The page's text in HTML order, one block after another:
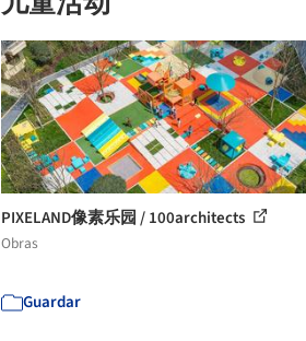
PIXELAND像素乐园 / 100architects
Obras
Guardar